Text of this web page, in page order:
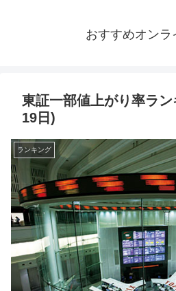
おすすめオンラ
東証一部値上がり率ラン
19日)
ランキング